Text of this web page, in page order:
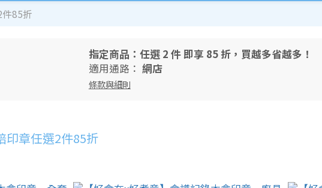
85折
指定商品：任選 2 件 即享 85 折，買越多省越多！
適用通路： 網店
條款與細則
章任選2件85折